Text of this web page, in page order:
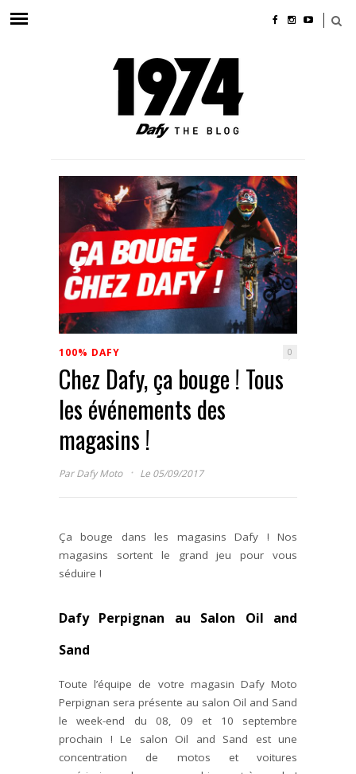
100% DAFY 0
Chez Dafy, ça bouge ! Tous
les événements des
magasins !
ParDafy Moto · Le 05/09/2017
Ça bouge dans les magasins Dafy ! Nos
magasins sortent le grand jeu pour vous
séduire !
Dafy Perpignan au Salon Oil and
Sand
Toute l’équipe de votre magasin Dafy Moto
Perpignan sera présente au salon Oil and Sand
le week-end du 08, 09 et 10 septembre
prochain ! Le salon Oil and Sand est une
concentration de motos et voitures